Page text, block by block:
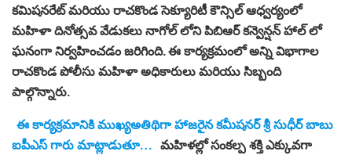
కమిషనరేట్ మరియు రాచకొండ సెక్యూరిటీ కౌన్సిల్ ఆధ్వర్యంలో
మహిళా దినోత్సవ వేడుకలు నాగోల్ లోని పిబిఆర్ కన్వెన్షన్ హాల్ లో
ఘనంగా నిర్వహించడం జరిగింది. ఈ కార్యక్రమంలో అన్ని విభాగాల
రాచకొండ పోలీసు మహిళా అధికారులు మరియు సిబ్బంది
పాల్గొన్నారు.
ఈ కార్యక్రమానికి ముఖ్యఅతిథిగా హాజరైన కమీషనర్ శ్రీ సుధీర్ బాబు
ఐపీఎస్ గారు మాట్లాడుతూ… మహిళల్లో సంకల్ప శక్తి ఎక్కువగా